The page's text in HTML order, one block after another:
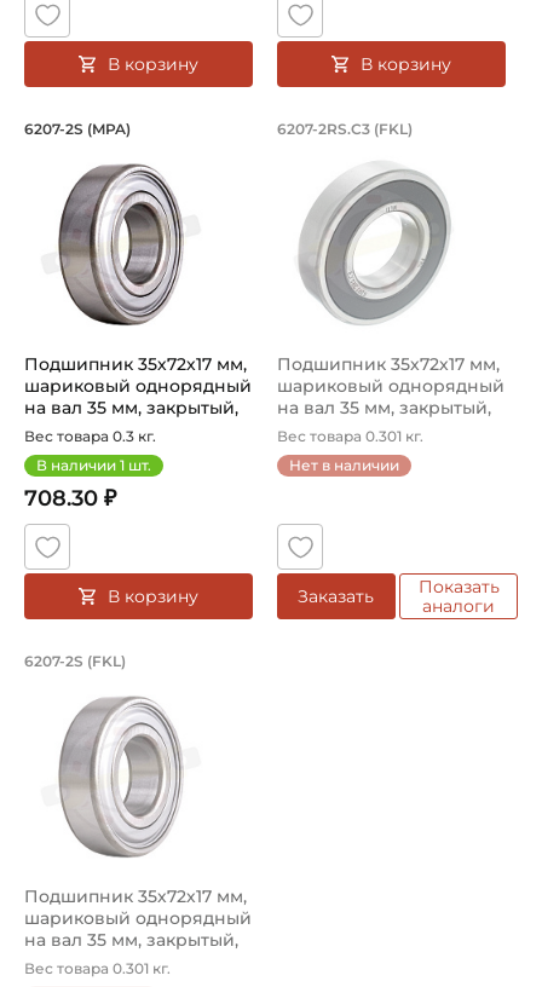
В корзину В корзину
Подшипник 35х72х17 мм, шариковый
6207-2S (MPA)
Подшипник 35х72х17 мм,
шариковый однорядный
на вал 35 мм, закрытый,
улу...
Вес товара 0.3 кг.
В наличии 1 шт.
708.30 ₽
В корзину
Подшипник
6207-2RS.C3 (FKL)
Подшипник 35х72х17 мм,
шариковый однорядный
на вал 35 мм, закрытый,
уве...
Вес товара 0.301 кг.
Нет в наличии
Заказать
Показать
аналоги
Подшипник 35х72х17 мм, шариковый
6207-2S (FKL)
Подшипник 35х72х17 мм,
шариковый однорядный
на вал 35 мм, закрытый,
улу...
Вес товара 0.301 кг.